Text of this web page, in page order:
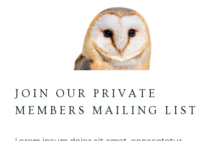
JOIN OUR PRIVATE
MEMBERS MAILING LIST